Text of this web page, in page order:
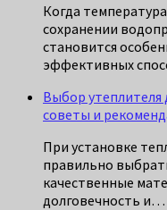
Когда
сохранении
становится
эффективных
Выбор утеплителя
советы и
При установке
правильно
качественные
долговечность и…